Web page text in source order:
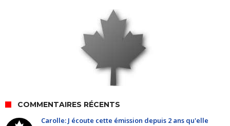
COMMENTAIRES RÉCENTS
Carolle: J écoute cette émission depuis 2 ans qu'elle